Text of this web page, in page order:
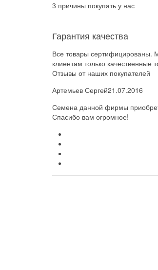
3 причины покупать у нас
Гарантия качества
Все товары сертифицированы.
клиентам только качественные
Отзывы от наших покупателей
Артемьев Сергей21.07.2016
Семена данной фирмы
Спасибо вам огромное!